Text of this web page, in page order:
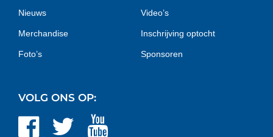
Nieuws
Merchandise
Foto’s
Video’s
Inschrijving optocht
Sponsoren
VOLG ONS OP: